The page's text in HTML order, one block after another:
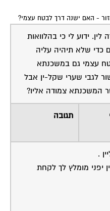
ידוע לי כי בהלוואות
כדי שלא תיהיה עליה
עצמי גם במשכנתא
לגבי שערי שקל-ין אבל
המשכנתא צמודה אליו?
תגובה
.
יפני מומלץ לך לקחת